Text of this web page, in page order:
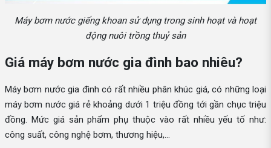
Máy bơm nước giếng khoan sử dụng trong sinh hoạt và hoạt
động nuôi trồng thuỷ sản
Giá máy bơm nước gia đình bao nhiêu?
Máy bơm nước gia đình có rất nhiều phân khúc giá, có những loại
máy bơm nước giá rẻ khoảng dưới 1 triệu đồng tới gần chục triệu
đồng. Mức giá sản phẩm phụ thuộc vào rất nhiều yếu tố như:
công suất, công nghệ bơm, thương hiệu,...